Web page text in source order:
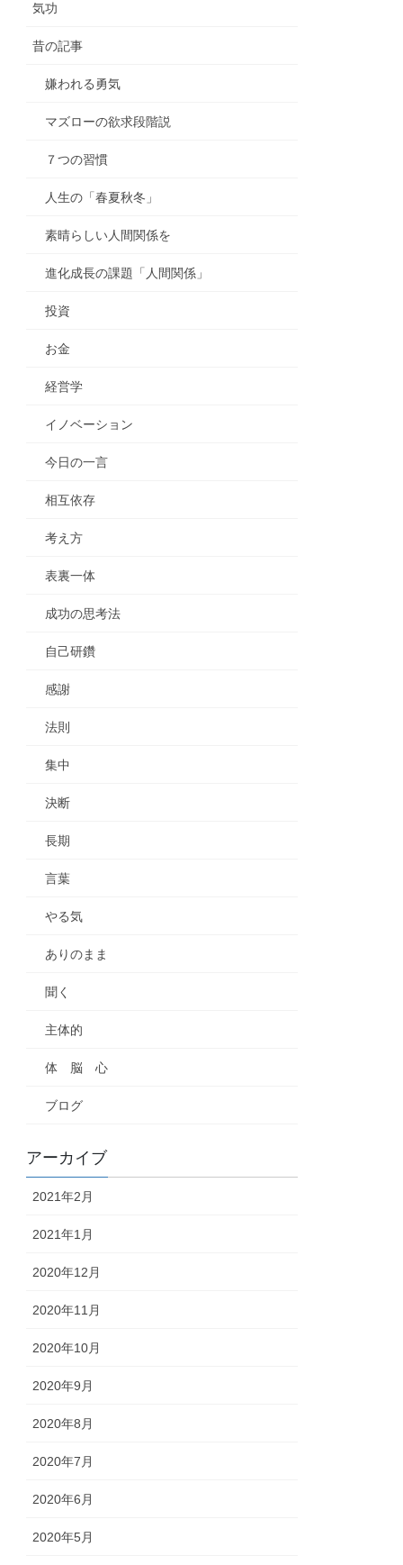
気功
昔の記事
嫌われる勇気
マズローの欲求段階説
７つの習慣
人生の「春夏秋冬」
素晴らしい人間関係を
進化成長の課題「人間関係」
投資
お金
経営学
イノベーション
今日の一言
相互依存
考え方
表裏一体
成功の思考法
自己研鑽
感謝
法則
集中
決断
長期
言葉
やる気
ありのまま
聞く
主体的
体 脳 心
ブログ
アーカイブ
2021年2月
2021年1月
2020年12月
2020年11月
2020年10月
2020年9月
2020年8月
2020年7月
2020年6月
2020年5月